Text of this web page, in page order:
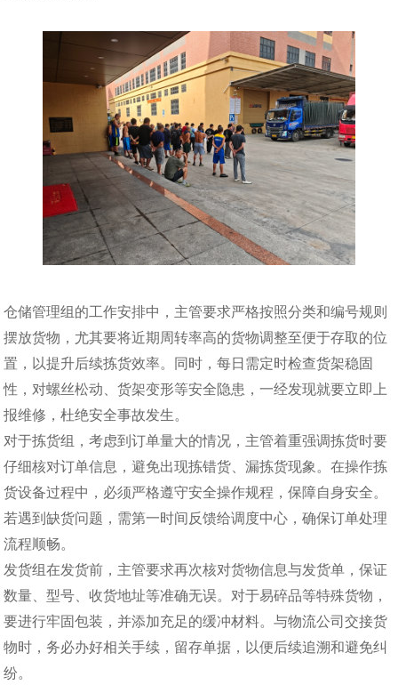
仓储管理组的工作安排中，主管要求严格按照分类和编号规则
摆放货物，尤其要将近期周转率高的货物调整至便于存取的位
置，以提升后续拣货效率。同时，每日需定时检查货架稳固
性，对螺丝松动、货架变形等安全隐患，一经发现就要立即上
报维修，杜绝安全事故发生。
对于拣货组，考虑到订单量大的情况，主管着重强调拣货时要
仔细核对订单信息，避免出现拣错货、漏拣货现象。在操作拣
货设备过程中，必须严格遵守安全操作规程，保障自身安全。
若遇到缺货问题，需第一时间反馈给调度中心，确保订单处理
流程顺畅。
发货组在发货前，主管要求再次核对货物信息与发货单，保证
数量、型号、收货地址等准确无误。对于易碎品等特殊货物，
要进行牢固包装，并添加充足的缓冲材料。与物流公司交接货
物时，务必办好相关手续，留存单据，以便后续追溯和避免纠
纷。